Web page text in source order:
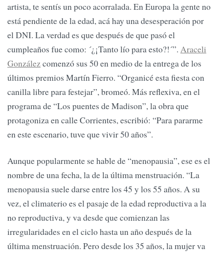
artista, te sentís un poco acorralada. En Europa la gente no
está pendiente de la edad, acá hay una desesperación por
el DNI. La verdad es que después de que pasó el
cumpleaños fue como: ´¿¡Tanto lío para esto?!´”. Araceli
Gonzálezcomenzó sus 50 en medio de la entrega de los
últimos premios Martín Fierro. “Organicé esta fiesta con
canilla libre para festejar”, bromeó. Más reflexiva, en el
programa de “Los puentes de Madison”, la obra que
protagoniza en calle Corrientes, escribió: “Para pararme
en este escenario, tuve que vivir 50 años”.
Aunque popularmente se hable de “menopausia”, ese es el
nombre de una fecha, la de la última menstruación. “La
menopausia suele darse entre los 45 y los 55 años. A su
vez, el climaterio es el pasaje de la edad reproductiva a la
no reproductiva, y va desde que comienzan las
irregularidades en el ciclo hasta un año después de la
última menstruación. Pero desde los 35 años, la mujer va